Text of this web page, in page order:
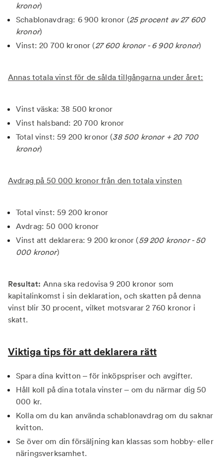
kronor)
Schablonavdrag: 6 900 kronor (25 procent av 27 600
kronor)
Vinst: 20 700 kronor (27 600 kronor - 6 900 kronor)
Annas totala vinst för de sålda tillgångarna under året:
Vinst väska: 38 500 kronor
Vinst halsband: 20 700 kronor
Total vinst: 59 200 kronor (38 500 kronor + 20 700
kronor)
Avdrag på 50 000 kronor från den totala vinsten
Total vinst: 59 200 kronor
Avdrag: 50 000 kronor
Vinst att deklarera: 9 200 kronor (59 200 kronor - 50
000 kronor)
Resultat: Anna ska redovisa 9 200 kronor som
kapitalinkomst i sin deklaration, och skatten på denna
vinst blir 30 procent, vilket motsvarar 2 760 kronor i
skatt.
Viktiga tips för att deklarera rätt
Spara dina kvitton – för inköpspriser och avgifter.
Håll koll på dina totala vinster – om du närmar dig 50
000 kr.
Kolla om du kan använda schablonavdrag om du saknar
kvitton.
Se över om din försäljning kan klassas som hobby- eller
näringsverksamhet.